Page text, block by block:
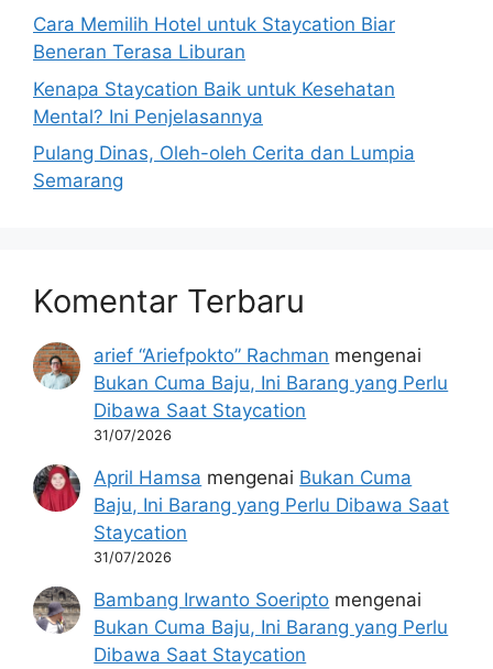
Cara Memilih Hotel untuk Staycation Biar
Beneran Terasa Liburan
Kenapa Staycation Baik untuk Kesehatan
Mental? Ini Penjelasannya
Pulang Dinas, Oleh-oleh Cerita dan Lumpia
Semarang
Komentar Terbaru
arief “Ariefpokto” Rachman mengenai
Bukan Cuma Baju, Ini Barang yang Perlu
Dibawa Saat Staycation
31/07/2026
April Hamsa mengenai Bukan Cuma
Baju, Ini Barang yang Perlu Dibawa Saat
Staycation
31/07/2026
Bambang Irwanto Soeripto mengenai
Bukan Cuma Baju, Ini Barang yang Perlu
Dibawa Saat Staycation